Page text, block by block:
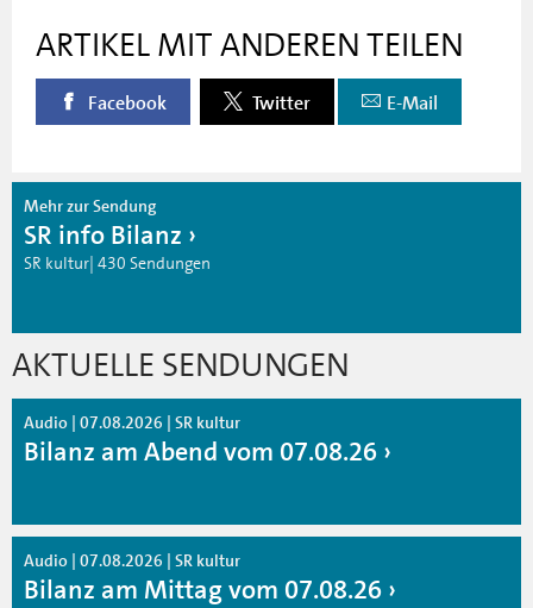
ARTIKEL MIT ANDEREN TEILEN
Facebook Twitter E-Mail
Mehr zur Sendung
SR info Bilanz
SR kultur| 430 Sendungen
AKTUELLE SENDUNGEN
Audio | 07.08.2026 | SR kultur
Bilanz am Abend vom 07.08.26
Audio | 07.08.2026 | SR kultur
Bilanz am Mittag vom 07.08.26